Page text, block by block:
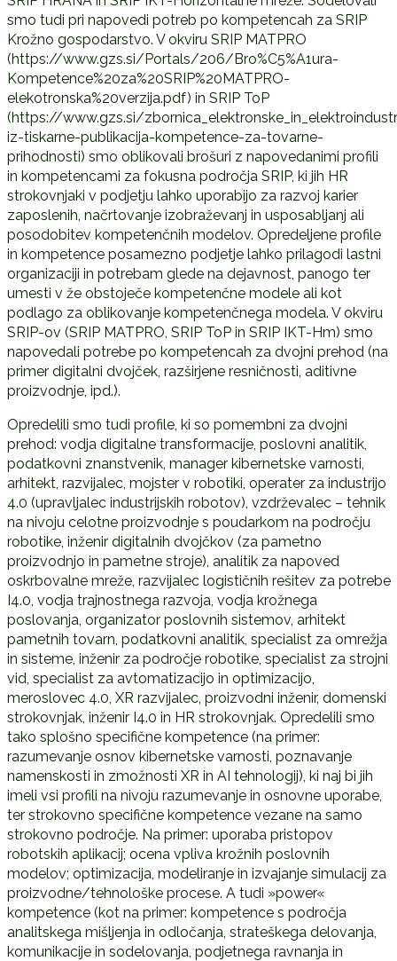
smo tudi pri napovedi potreb po kompetencah za SRIP
Krožno gospodarstvo. V okviru SRIP MATPRO
(https://www.gzs.si/Portals/206/Bro%C5%A1ura-
Kompetence%20za%20SRIP%20MATPRO-
elekotronska%20verzija.pdf) in SRIP ToP
(https://www.gzs.si/
iz-tiskarne-publikacija-kompetence-za-tovarne-
prihodnosti) smo oblikovali brošuri z napovedanimi profili
in kompetencami za fokusna področja SRIP, ki jih HR
strokovnjaki v podjetju lahko uporabijo za razvoj karier
zaposlenih, načrtovanje izobraževanj in usposabljanj ali
posodobitev kompetenčnih modelov. Opredeljene profile
in kompetence posamezno podjetje lahko prilagodi lastni
organizaciji in potrebam glede na dejavnost, panogo ter
umesti v že obstoječe kompetenčne modele ali kot
podlago za oblikovanje kompetenčnega modela. V okviru
SRIP-ov (SRIP MATPRO, SRIP ToP in SRIP IKT-Hm) smo
napovedali potrebe po kompetencah za dvojni prehod (na
primer digitalni dvojček, razširjene resničnosti, aditivne
proizvodnje, ipd.).
Opredelili smo tudi profile, ki so pomembni za dvojni
prehod: vodja digitalne transformacije, poslovni analitik,
podatkovni znanstvenik, manager kibernetske varnosti,
arhitekt, razvijalec, mojster v robotiki, operater za industrijo
4.0 (upravljalec industrijskih robotov), vzdrževalec – tehnik
na nivoju celotne proizvodnje s poudarkom na področju
robotike, inženir digitalnih dvojčkov (za pametno
proizvodnjo in pametne stroje), analitik za napoved
oskrbovalne mreže, razvijalec logističnih rešitev za potrebe
I4.0, vodja trajnostnega razvoja, vodja krožnega
poslovanja, organizator poslovnih sistemov, arhitekt
pametnih tovarn, podatkovni analitik, specialist za omrežja
in sisteme, inženir za področje robotike, specialist za strojni
vid, specialist za avtomatizacijo in optimizacijo,
meroslovec 4.0, XR razvijalec, proizvodni inženir, domenski
strokovnjak, inženir I4.0 in HR strokovnjak. Opredelili smo
tako splošno specifične kompetence (na primer:
razumevanje osnov kibernetske varnosti, poznavanje
namenskosti in zmožnosti XR in AI tehnologij), ki naj bi jih
imeli vsi profili na nivoju razumevanje in osnovne uporabe,
ter strokovno specifične kompetence vezane na samo
strokovno področje. Na primer: uporaba pristopov
robotskih aplikacij; ocena vpliva krožnih poslovnih
modelov; optimizacija, modeliranje in izvajanje simulacij za
proizvodne/tehnološke procese. A tudi »power«
kompetence (kot na primer: kompetence s področja
analitskega mišljenja in odločanja, strateškega delovanja,
komunikacije in sodelovanja, podjetnega ravnanja in